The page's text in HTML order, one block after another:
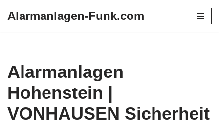
Alarmanlagen-Funk.com
Alarmanlagen
Hohenstein |
VONHAUSEN Sicherheit